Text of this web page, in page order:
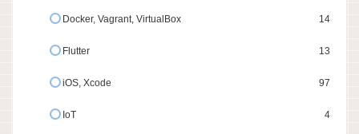
Docker, Vagrant, VirtualBox 14
Flutter 13
iOS, Xcode 97
IoT 4